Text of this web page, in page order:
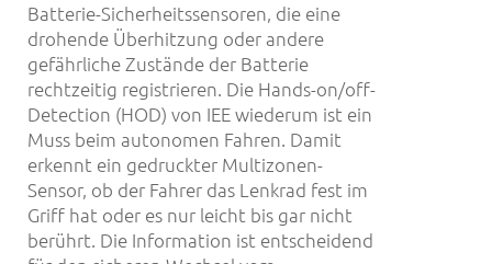
Batterie-Sicherheitssensoren, die eine
drohende Überhitzung oder andere
gefährliche Zustände der Batterie
rechtzeitig registrieren. Die Hands-on/off-
Detection (HOD) von IEE wiederum ist ein
Muss beim autonomen Fahren. Damit
erkennt ein gedruckter Multizonen-
Sensor, ob der Fahrer das Lenkrad fest im
Griff hat oder es nur leicht bis gar nicht
berührt. Die Information ist entscheidend